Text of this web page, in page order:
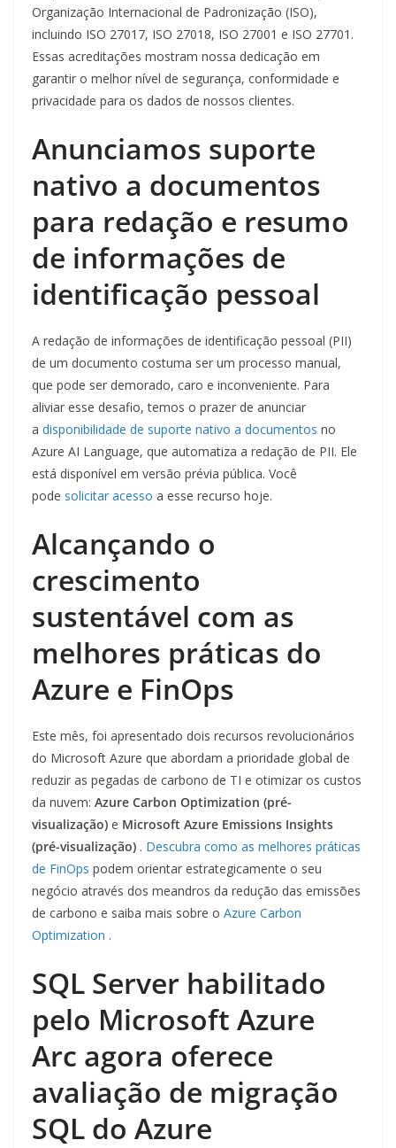
Organização Internacional de Padronização (ISO),
incluindo ISO 27017, ISO 27018, ISO 27001 e ISO 27701.
Essas acreditações mostram nossa dedicação em
garantir o melhor nível de segurança, conformidade e
privacidade para os dados de nossos clientes.
Anunciamos suporte
nativo a documentos
para redação e resumo
de informações de
identificação pessoal
A redação de informações de identificação pessoal (PII)
de um documento costuma ser um processo manual,
que pode ser demorado, caro e inconveniente. Para
aliviar esse desafio, temos o prazer de anunciar
a disponibilidade de suporte nativo a documentos no
Azure AI Language, que automatiza a redação de PII. Ele
está disponível em versão prévia pública. Você
pode solicitar acesso a esse recurso hoje.
Alcançando o
crescimento
sustentável com as
melhores práticas do
Azure e FinOps
Este mês, foi apresentado dois recursos revolucionários
do Microsoft Azure que abordam a prioridade global de
reduzir as pegadas de carbono de TI e otimizar os custos
da nuvem: Azure Carbon Optimization (pré-
visualização) e Microsoft Azure Emissions Insights
(pré-visualização) . Descubra como as melhores práticas
de FinOps podem orientar estrategicamente o seu
negócio através dos meandros da redução das emissões
de carbono e saiba mais sobre o Azure Carbon
Optimization .
SQL Server habilitado
pelo Microsoft Azure
Arc agora oferece
avaliação de migração
SQL do Azure